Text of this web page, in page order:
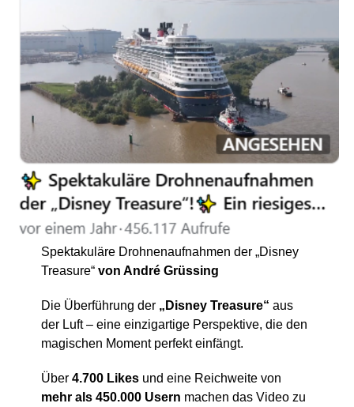
Spek­ta­ku­lä­re Droh­nen­auf­nah­men der „Dis­ney
Tre­asu­re“ von André Grüssing
Die Über­füh­rung der „Dis­ney Tre­asu­re“ aus
der Luft – eine ein­zig­ar­ti­ge Per­spek­ti­ve, die den
magi­schen Moment per­fekt einfängt.
Über 4.700 Likesund eine Reich­wei­te von
mehr als 450.000 Usern machen das Video zu